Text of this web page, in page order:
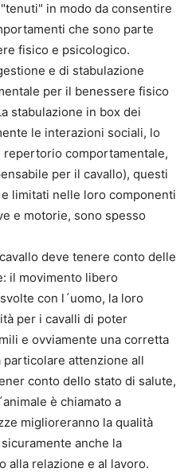
in modo da consentire
che sono parte
fisico e psicologico.
e di stabulazione
per il benessere fisico
stabulazione in box dei
le interazioni sociali, lo
comportamentale,
per il cavallo), questi
limitati nelle loro componenti
e motorie, sono spesso
deve tenere conto delle
il movimento libero
con l´uomo, la loro
per i cavalli di poter
e ovviamente una corretta
attenzione all
conto dello stato di salute,
è chiamato a
miglioreranno la qualità
anche la
alla relazione e al lavoro.